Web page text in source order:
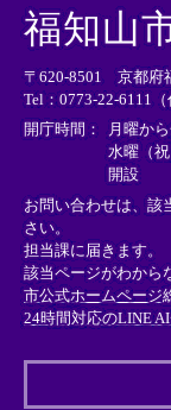
外
部
リ
ン
ク
＞
外
リ
ン
ク
＞
福知山
〒620-8501 京都府
Tel：0773-22-6111（
開庁時間：
月曜か
水曜（
開設
お問い合わせは、該
さい。
担当課に届きます。
該当ページがわから
市公式ホームページ
24時間対応のLINE
外